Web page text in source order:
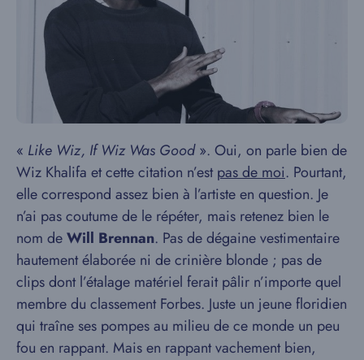
« Like Wiz, If Wiz Was Good». Oui, on parle bien de
Wiz Khalifa et cette citation n’estpas de moi. Pourtant,
elle correspond assez bien à l’artiste en question. Je
n’ai pas coutume de le répéter, mais retenez bien le
nom deWill Brennan. Pas de dégaine vestimentaire
hautement élaborée ni de crinière blonde ; pas de
clips dont l’étalage matériel ferait pâlir n’importe quel
membre du classement Forbes. Juste un jeune floridien
qui traîne ses pompes au milieu de ce monde un peu
fou en rappant. Mais en rappant vachement bien,